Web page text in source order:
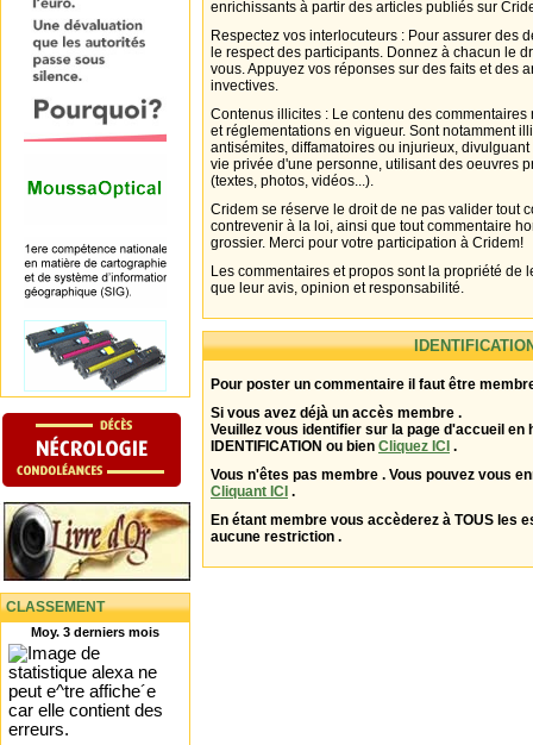
CLASSEMENT
Moy. 3 derniers mois
enrichissants à partir des articles publiés sur
Respectez vos interlocuteurs : Pour assurer des
le respect des participants. Donnez à chacun le
vous. Appuyez vos réponses sur des faits et des
invectives.
Contenus illicites : Le contenu des
et réglementations en vigueur. Sont notamment
antisémites, diffamatoires ou injurieux,
vie privée d'une personne, utilisant des oeuvres
(textes, photos, vidéos...).
Cridem se réserve le droit de ne pas valider tout
contrevenir à la loi, ainsi que tout commentaire
grossier. Merci pour votre participation à Cridem!
Les commentaires et propos sont la propriété de
que leur avis, opinion et responsabilité.
Pour poster un commentaire il faut être
Si vous avez déjà un accès membre .
Veuillez vous identifier sur la page d'accueil en
IDENTIFICATION ou bien Cliquez ICI .
Vous n'êtes pas membre . Vous pouvez vous
Cliquant ICI .
En étant membre vous accèderez à TOUS les
aucune restriction .